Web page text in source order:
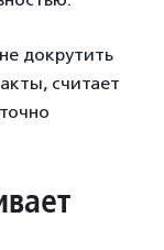
докрутить
считает